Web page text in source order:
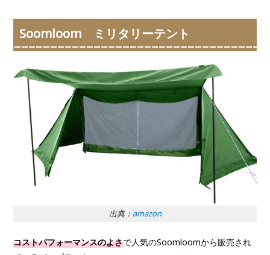
Soomloom ミリタリーテント
出典： amazon
コストパフォーマンスのよさで人気のSoomloomから販売され